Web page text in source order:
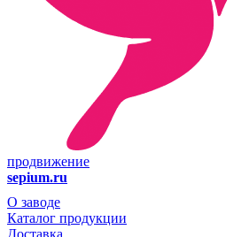
продвижение
sepium.ru
О заводе
Каталог продукции
Доставка